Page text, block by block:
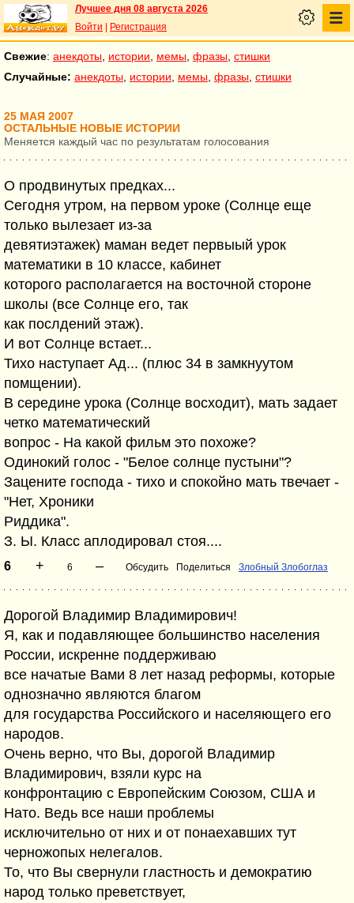
Лучшее дня 08 августа 2026
Войти
Регистрация
Свежие: анекдоты истории мемы фразы стишки
Случайные: анекдоты истории мемы фразы стишки
25 МАЯ 2007
ОСТАЛЬНЫЕ НОВЫЕ ИСТОРИИ
Меняется каждый час по результатам голосования
О продвинутых предках...
Сегодня утром, на первом уроке (Солнце еще
только вылезает из-за
девятиэтажек) маман ведет первыый урок
математики в 10 классе, кабинет
которого располагается на восточной стороне
школы (все Солнце его, так
как послдений этаж).
И вот Солнце встает...
Тихо наступает Ад... (плюс 34 в замкнуутом
помщении).
В середине урока (Солнце восходит), мать задает
четко математический
вопрос - На какой фильм это похоже?
Одинокий голос - "Белое солнце пустыни"?
Зацените господа - тихо и спокойно мать твечает -
"Нет, Хроники
Риддика".
З. Ы. Класс аплодировал стоя....
6 + 6 – Обсудить Поделиться Злобный Злобоглаз
Дорогой Владимир Владимирович!
Я, как и подавляющее большинство населения
России, искренне поддерживаю
все начатые Вами 8 лет назад реформы, которые
однозначно являются благом
для государства Российского и населяющего его
народов.
Очень верно, что Вы, дорогой Владимир
Владимирович, взяли курс на
конфронтацию с Европейским Союзом, США и
Нато. Ведь все наши проблемы
исключительно от них и от понаехавших тут
черножопых нелегалов.
То, что Вы свернули гластность и демократию
народ только преветствует,